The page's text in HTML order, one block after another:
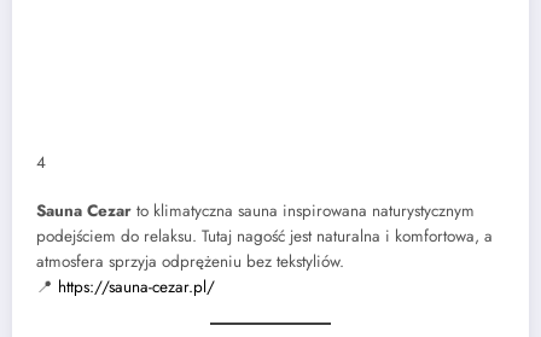
4
Sauna Cezar to klimatyczna sauna inspirowana naturystycznym
podejściem do relaksu. Tutaj nagość jest naturalna i komfortowa, a
atmosfera sprzyja odprężeniu bez tekstyliów.
📍 https://sauna-cezar.pl/